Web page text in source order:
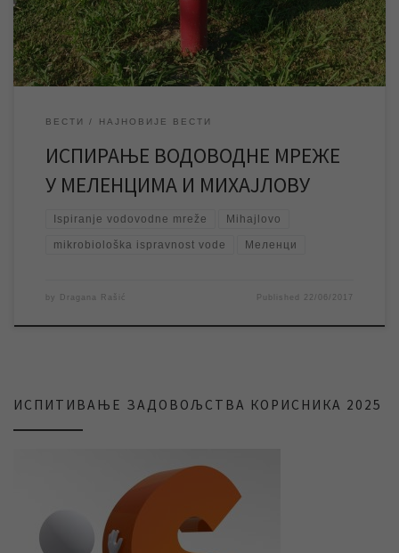
У периоду док трају радови на испирању […]
ВЕСТИ НАЈНОВИЈЕ ВЕСТИ
ИСПИРАЊЕ ВОДОВОДНЕ МРЕЖЕ
У МЕЛЕНЦИМА И МИХАЈЛОВУ
Ispiranje vodovodne mreže Mihajlovo
mikrobiološka ispravnost vode Меленци
by Dragana Rašić Published 22/06/2017
ИСПИТИВАЊЕ ЗАДОВОЉСТВА КОРИСНИКА 2025